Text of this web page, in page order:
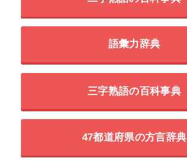
語彙力辞典
三字熟語の百科事典
47都道府県の方言辞典